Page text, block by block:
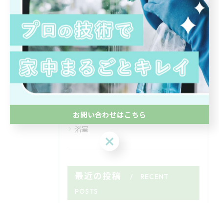
カテゴリー CATEGORIES
全てのカテゴリー
エアコンクリーニング
水回り
部屋
除菌
浴室
最近の投稿
RECENT
POSTS
お問い合わせはこちら
お問い合わせはこちら